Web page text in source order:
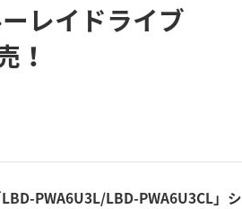
レイドライブ
！
PWA6U3L/LBD-PWA6U3CL」シ